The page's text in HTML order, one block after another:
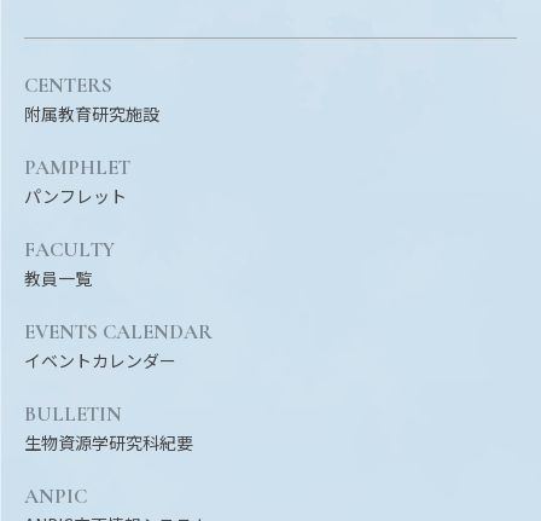
CENTERS
附属教育研究施設
PAMPHLET
パンフレット
FACULTY
教員一覧
EVENTS CALENDAR
イベントカレンダー
BULLETIN
生物資源学研究科紀要
ANPIC